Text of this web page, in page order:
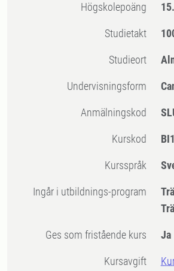
högskolepoäng
Studietakt
Studieort
Undervisningsform
Anmälningskod
Kurskod
Kursspråk
Ingår i utbildnings-program
Ges som fristående kurs Ja
Kursavgift